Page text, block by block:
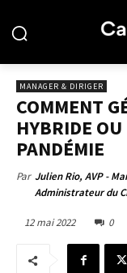
MANAGER & DIRIGER
COMMENT
HYBRIDE
PANDÉMIE
Par Julien Rio, AVP -
Administrateur du
12 mai 2022 0